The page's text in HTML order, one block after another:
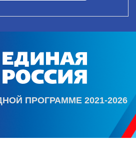
ПРОГРАММЕ 2021-2026